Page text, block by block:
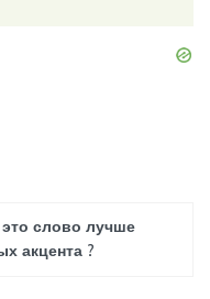
слово лучше
акцента ?